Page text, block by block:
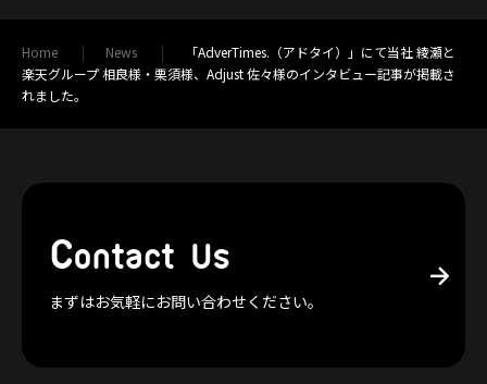
Home News
「AdverTimes.（アドタイ）」にて当社 綾瀬と
楽天グループ 相良様・栗須様、Adjust 佐々様のインタビュー記事が掲載さ
れました。
Contact Us
まずはお気軽にお問い合わせください。